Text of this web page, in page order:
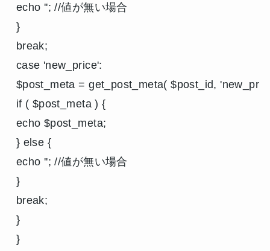
echo ''; //値が無い場合
}
break;
case 'new_price':
$post_meta = get_post_meta( $post_id,
if ( $post_meta ) {
echo $post_meta;
} else {
echo ''; //値が無い場合
}
break;
}
}